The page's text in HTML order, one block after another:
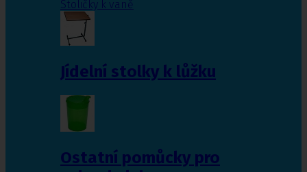
Stoličky k vaně
Jídelní stolky k lůžku
Ostatní pomůcky pro